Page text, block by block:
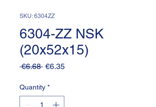
SKU: 6304ZZ
6304-ZZ NSK
(20x52x15)
€6.68 Regular
€6.35Sale
Quantity *